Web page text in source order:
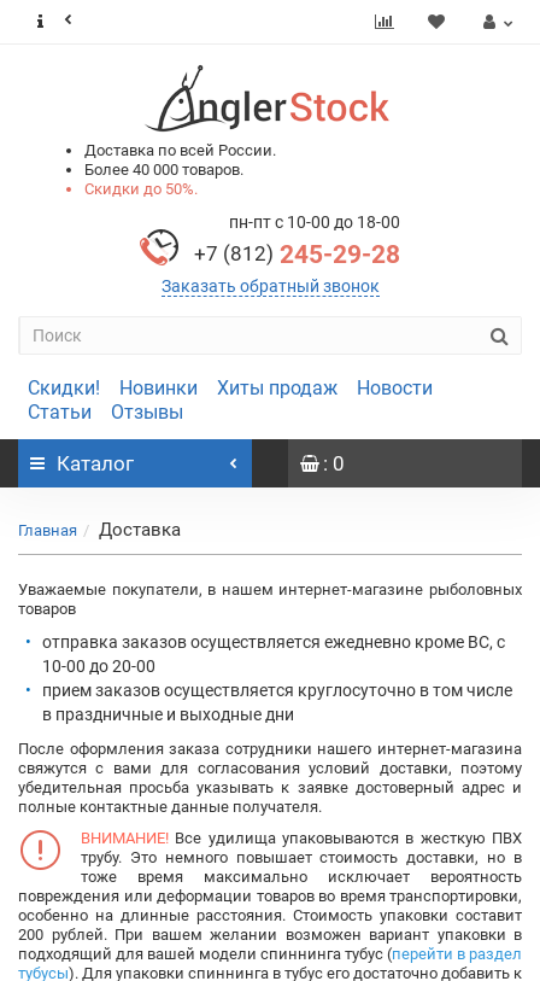
Доставка по всей России.
Более 40 000 товаров.
Скидки до 50%.
пн-пт с 10-00 до 18-00
+7 (812) 245-29-28
Заказать обратный звонок
Скидки! Новинки Хиты продаж
Новости
Статьи
Отзывы
Каталог : 0
Главная Доставка
Уважаемые покупатели, в нашем интернет-магазине рыболовных
товаров
отправка заказов осуществляется ежедневно кроме ВС, с
10-00 до 20-00
прием заказов осуществляется круглосуточно в том числе
в праздничные и выходные дни
После оформления заказа сотрудники нашего интернет-магазина
свяжутся с вами для согласования условий доставки, поэтому
убедительная просьба указывать к заявке достоверный адрес и
полные контактные данные получателя.
ВНИМАНИЕ! Все удилища упаковываются в жесткую ПВХ
трубу. Это немного повышает стоимость доставки, но в
тоже время максимально исключает вероятность
повреждения или деформации товаров во время транспортировки,
особенно на длинные расстояния. Стоимость упаковки составит
200 рублей. При вашем желании возможен вариант упаковки в
подходящий для вашей модели спиннинга тубус (перейти в раздел
тубусы). Для упаковки спиннинга в тубус его достаточно добавить к